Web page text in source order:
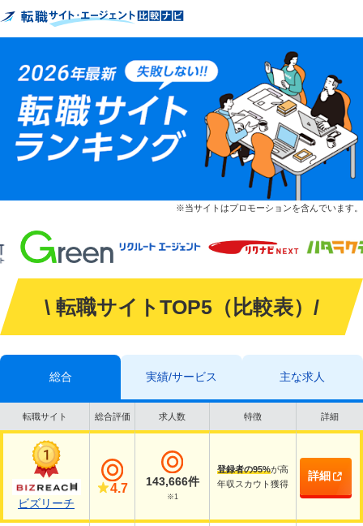
※当サイトはプロモーションを含んでいます。
\ 転職サイトTOP5（比較表）/
総合 実績/サービス 主な求人
転職サイト 総合評価 求人数 特徴 詳細
ビズリーチ
4.7 143,666件
※1
登録者の95%が高
年収スカウト獲得
詳細